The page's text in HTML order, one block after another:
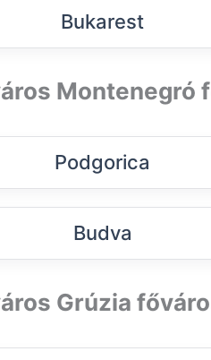
Bukarest
Montenegró
Podgorica
Budva
Grúzia